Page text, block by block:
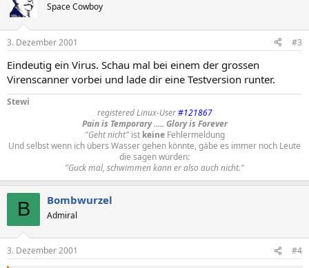
Space Cowboy
3. Dezember 2001 #3
Eindeutig ein Virus. Schau mal bei einem der grossen
Virenscanner vorbei und lade dir eine Testversion runter.
Stewi
registered Linux-User#121867
Pain is Temporary ..... Glory is Forever
"Geht nicht"ist keineFehlermeldung
Und selbst wenn ich übers Wasser gehen könnte, gäbe es immer noch Leute
die sagen würden:
"Guck mal, schwimmen kann er also auch nicht."
B Bombwurzel
Admiral
3. Dezember 2001 #4